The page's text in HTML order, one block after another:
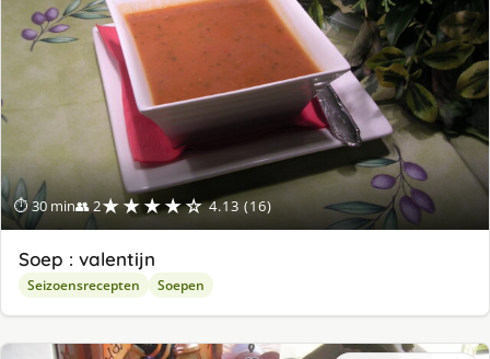
⏱ 30 min👥 2★★★★☆ 4.13 (16)
Soep : valentijn
Seizoensrecepten Soepen